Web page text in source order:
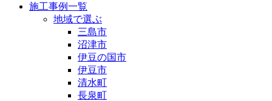
施工事例一覧
地域で選ぶ
三島市
沼津市
伊豆の国市
伊豆市
清水町
長泉町